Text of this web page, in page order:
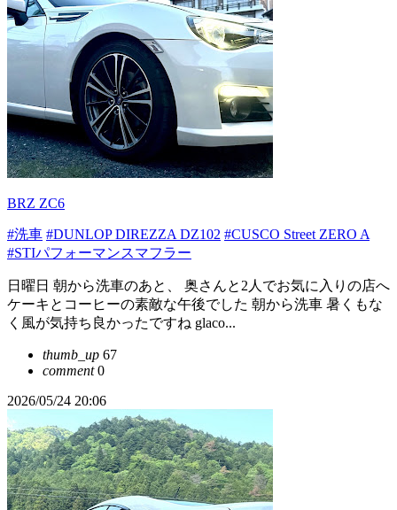
BRZ ZC6
#洗車 #DUNLOP DIREZZA DZ102 #CUSCO Street ZERO A
#STIパフォーマンスマフラー
日曜日 朝から洗車のあと、 奥さんと2人でお気に入りの店へ
ケーキとコーヒーの素敵な午後でした 朝から洗車 暑くもな
く風が気持ち良かったですね glaco...
thumb_up 67
comment0
2026/05/24 20:06